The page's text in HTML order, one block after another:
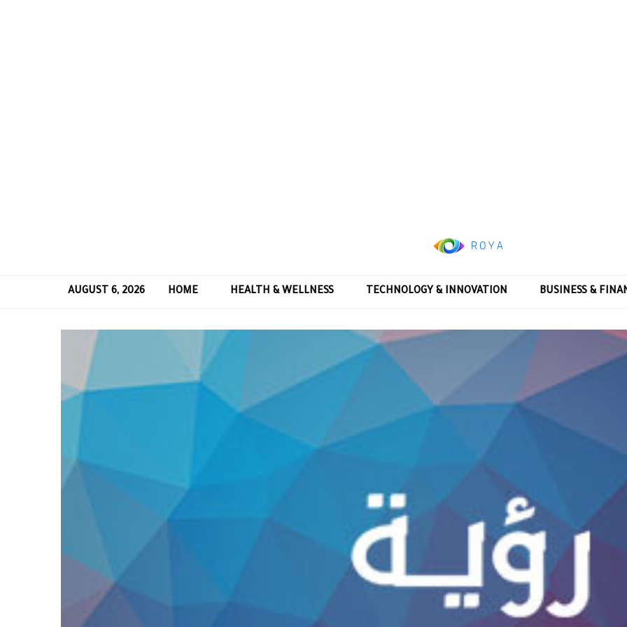
AUGUST 6, 2026 HOME HEALTH & WELLNESS TECHNOLOGY & INNOVATION BUSINESS &